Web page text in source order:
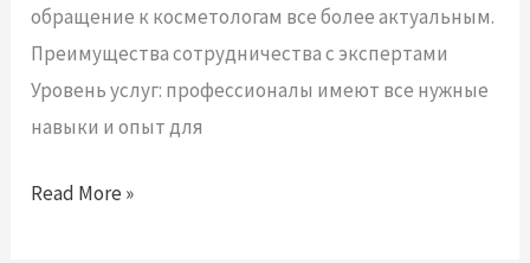
обращение к косметологам все более актуальным.
Преимущества сотрудничества с экспертами
Уровень услуг: профессионалы имеют все нужные
навыки и опыт для
на
процедуры
красоты
в
–
Read More »